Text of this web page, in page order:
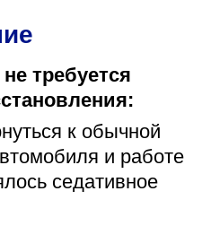
требуется
к обычной
и работе
седативное